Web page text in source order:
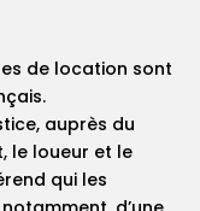
de location sont
auprès du
le loueur et le
qui les